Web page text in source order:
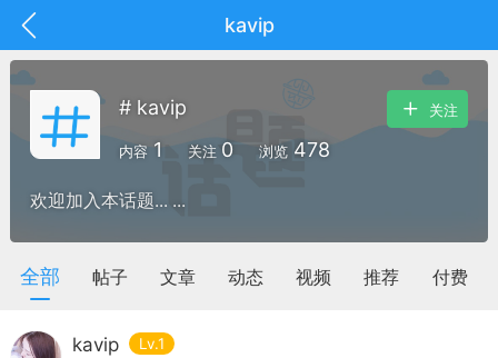
kavip
# kavip
内容 1 关注 0 浏览 478
关注
欢迎加入本话题... ...
全部 帖子 文章 动态 视频 推荐 付费
kavip
Lv.1